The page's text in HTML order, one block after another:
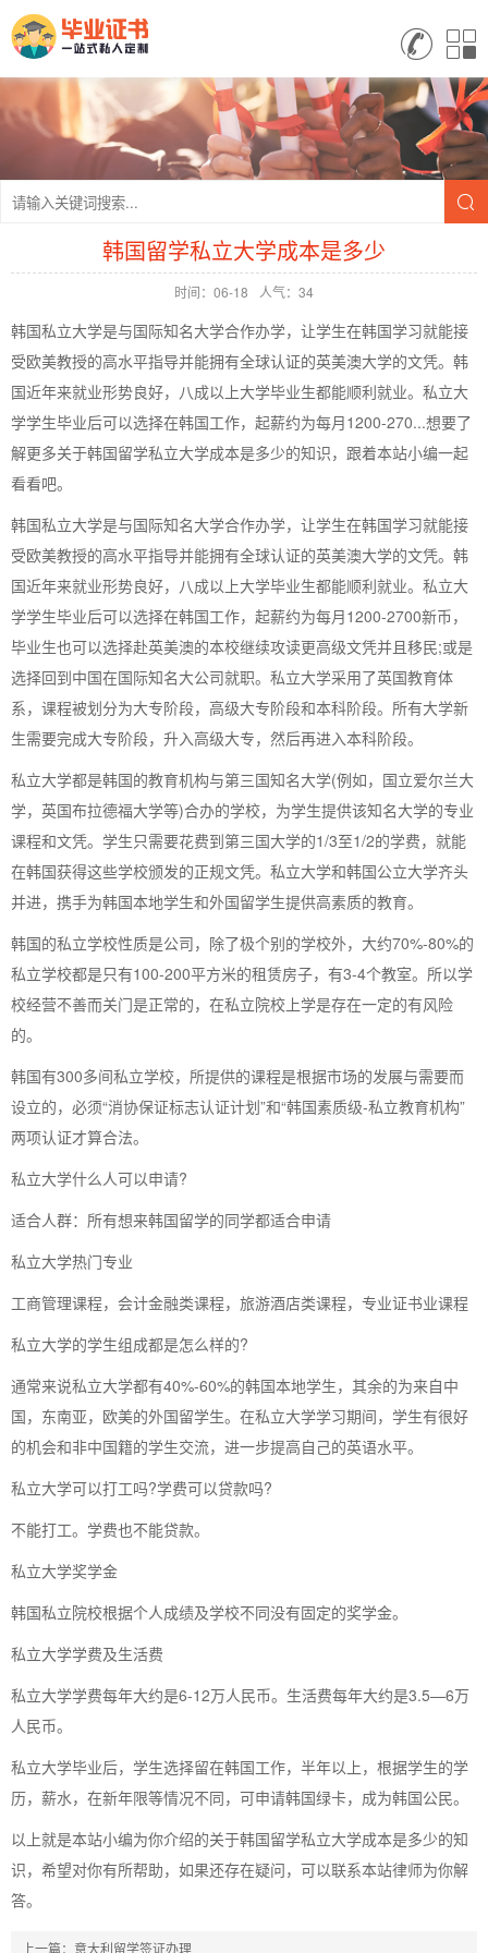
韩国留学私立大学成本是多少
时间：06-18 人气：34
韩国私立大学是与国际知名大学合作办学，让学生在韩国学习就能接
受欧美教授的高水平指导并能拥有全球认证的英美澳大学的文凭。韩
国近年来就业形势良好，八成以上大学毕业生都能顺利就业。私立大
学学生毕业后可以选择在韩国工作，起薪约为每月1200-270...想要了
解更多关于韩国留学私立大学成本是多少的知识，跟着本站小编一起
看看吧。
韩国私立大学是与国际知名大学合作办学，让学生在韩国学习就能接
受欧美教授的高水平指导并能拥有全球认证的英美澳大学的文凭。韩
国近年来就业形势良好，八成以上大学毕业生都能顺利就业。私立大
学学生毕业后可以选择在韩国工作，起薪约为每月1200-2700新币，
毕业生也可以选择赴英美澳的本校继续攻读更高级文凭并且移民;或是
选择回到中国在国际知名大公司就职。私立大学采用了英国教育体
系，课程被划分为大专阶段，高级大专阶段和本科阶段。所有大学新
生需要完成大专阶段，升入高级大专，然后再进入本科阶段。
私立大学都是韩国的教育机构与第三国知名大学(例如，国立爱尔兰大
学，英国布拉德福大学等)合办的学校，为学生提供该知名大学的专业
课程和文凭。学生只需要花费到第三国大学的1/3至1/2的学费，就能
在韩国获得这些学校颁发的正规文凭。私立大学和韩国公立大学齐头
并进，携手为韩国本地学生和外国留学生提供高素质的教育。
韩国的私立学校性质是公司，除了极个别的学校外，大约70%-80%的
私立学校都是只有100-200平方米的租赁房子，有3-4个教室。所以学
校经营不善而关门是正常的，在私立院校上学是存在一定的有风险
的。
韩国有300多间私立学校，所提供的课程是根据市场的发展与需要而
设立的，必须“消协保证标志认证计划”和“韩国素质级-私立教育机构”
两项认证才算合法。
私立大学什么人可以申请?
适合人群：所有想来韩国留学的同学都适合申请
私立大学热门专业
工商管理课程，会计金融类课程，旅游酒店类课程，专业证书业课程
私立大学的学生组成都是怎么样的?
通常来说私立大学都有40%-60%的韩国本地学生，其余的为来自中
国，东南亚，欧美的外国留学生。在私立大学学习期间，学生有很好
的机会和非中国籍的学生交流，进一步提高自己的英语水平。
私立大学可以打工吗?学费可以贷款吗?
不能打工。学费也不能贷款。
私立大学奖学金
韩国私立院校根据个人成绩及学校不同没有固定的奖学金。
私立大学学费及生活费
私立大学学费每年大约是6-12万人民币。生活费每年大约是3.5—6万
人民币。
私立大学毕业后，学生选择留在韩国工作，半年以上，根据学生的学
历，薪水，在新年限等情况不同，可申请韩国绿卡，成为韩国公民。
以上就是本站小编为你介绍的关于韩国留学私立大学成本是多少的知
识，希望对你有所帮助，如果还存在疑问，可以联系本站律师为你解
答。
上一篇： 意大利留学签证办理